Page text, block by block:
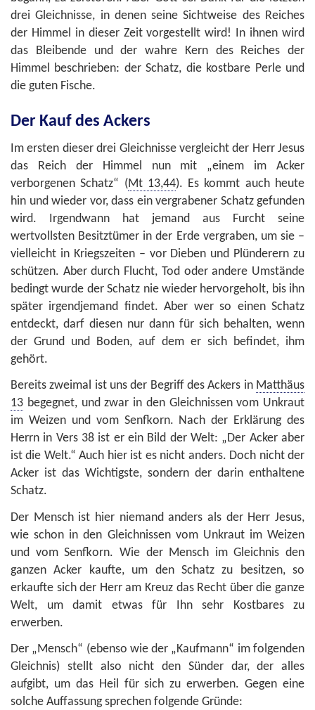
drei Gleichnisse, in denen seine Sichtweise des Reiches
der Himmel in dieser Zeit vorgestellt wird! In ihnen wird
das Bleibende und der wahre Kern des Reiches der
Himmel beschrieben: der Schatz, die kostbare Perle und
die guten Fische.
Der Kauf des Ackers
Im ersten dieser drei Gleichnisse vergleicht der Herr Jesus
das Reich der Himmel nun mit „einem im Acker
verborgenen Schatz“ (Mt 13,44). Es kommt auch heute
hin und wieder vor, dass ein vergrabener Schatz gefunden
wird. Irgendwann hat jemand aus Furcht seine
wertvollsten Besitztümer in der Erde vergraben, um sie –
vielleicht in Kriegszeiten – vor Dieben und Plünderern zu
schützen. Aber durch Flucht, Tod oder andere Umstände
bedingt wurde der Schatz nie wieder hervorgeholt, bis ihn
später irgendjemand findet. Aber wer so einen Schatz
entdeckt, darf diesen nur dann für sich behalten, wenn
der Grund und Boden, auf dem er sich befindet, ihm
gehört.
Bereits zweimal ist uns der Begriff des Ackers in Matthäus
13 begegnet, und zwar in den Gleichnissen vom Unkraut
im Weizen und vom Senfkorn. Nach der Erklärung des
Herrn in Vers 38 ist er ein Bild der Welt: „Der Acker aber
ist die Welt.“ Auch hier ist es nicht anders. Doch nicht der
Acker ist das Wichtigste, sondern der darin enthaltene
Schatz.
Der Mensch ist hier niemand anders als der Herr Jesus,
wie schon in den Gleichnissen vom Unkraut im Weizen
und vom Senfkorn. Wie der Mensch im Gleichnis den
ganzen Acker kaufte, um den Schatz zu besitzen, so
erkaufte sich der Herr am Kreuz das Recht über die ganze
Welt, um damit etwas für Ihn sehr Kostbares zu
erwerben.
Der „Mensch“ (ebenso wie der „Kaufmann“ im folgenden
Gleichnis) stellt also nicht den Sünder dar, der alles
aufgibt, um das Heil für sich zu erwerben. Gegen eine
solche Auffassung sprechen folgende Gründe: